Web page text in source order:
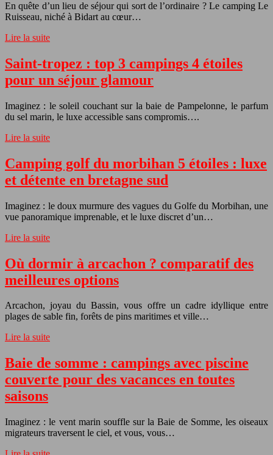
En quête d’un lieu de séjour qui sort de l’ordinaire ? Le camping Le
Ruisseau, niché à Bidart au cœur…
Lire la suite
Saint-tropez : top 3 campings 4 étoiles
pour un séjour glamour
Imaginez : le soleil couchant sur la baie de Pampelonne, le parfum
du sel marin, le luxe accessible sans compromis….
Lire la suite
Camping golf du morbihan 5 étoiles : luxe
et détente en bretagne sud
Imaginez : le doux murmure des vagues du Golfe du Morbihan, une
vue panoramique imprenable, et le luxe discret d’un…
Lire la suite
Où dormir à arcachon ? comparatif des
meilleures options
Arcachon, joyau du Bassin, vous offre un cadre idyllique entre
plages de sable fin, forêts de pins maritimes et ville…
Lire la suite
Baie de somme : campings avec piscine
couverte pour des vacances en toutes
saisons
Imaginez : le vent marin souffle sur la Baie de Somme, les oiseaux
migrateurs traversent le ciel, et vous, vous…